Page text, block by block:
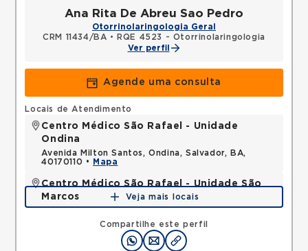
Ana Rita De Abreu Sao Pedro
Otorrinolaringologia Geral
CRM 11434/BA •
RQE 4523 - Otorrinolaringologia
Ver perfil
Agende uma consulta
Compartilhe este perfil
Locais de Atendimento
Centro Médico São Rafael - Unidade
Ondina
Avenida Milton Santos, Ondina, Salvador, BA,
40170110 •
Mapa
Centro Médico São Rafael - Unidade São
Marcos
Rua Sao Rafael, Sao Marcos, Salvador, BA,
Mapa
Veja mais locais